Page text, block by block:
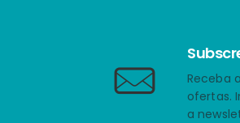
Receba
ofertas.
a